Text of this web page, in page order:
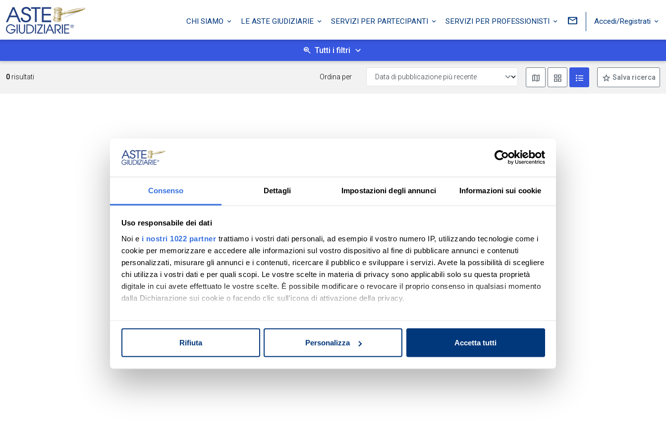
Consenso Dettagli Impostazioni degli annunci Informazioni sui cookie
Uso responsabile dei dati
Noi e i nostri 1022 partner trattiamo i vostri dati personali, ad esempio il vostro numero IP, utilizzando tecnologie come i
cookie per memorizzare e accedere alle informazioni sul vostro dispositivo al fine di pubblicare annunci e contenuti
personalizzati, misurare gli annunci e i contenuti, ricercare il pubblico e sviluppare i servizi. Avete la possibilità di scegliere
chi utilizza i vostri dati e per quali scopi. Le vostre scelte in materia di privacy sono applicabili solo su questa proprietà
digitale in cui avete effettuato le vostre scelte. È possibile modificare o revocare il proprio consenso in qualsiasi momento
dalla Dichiarazione sui cookie o facendo clic sull'icona di attivazione della privacy.
Identificare il tuo dispositivo, scansionandolo attivamente alla ricerca di caratteristiche specifiche (impronte
digitali).
Rifiuta Personalizza Accetta tutti
CHI SIAMO LE ASTE GIUDIZIARIE SERVIZI PER PARTECIPANTI SERVIZI PER PROFESSIONISTI Accedi/Registrati
Tutti i filtri
0 risultati Ordina per Mostra mappaMostra come box
Mostra come lista
Salva ricerca
Nessun risultato di ricerca
Prova a modificare o rimuovere alcuni filtri o
a cambiare l'area di ricerca.